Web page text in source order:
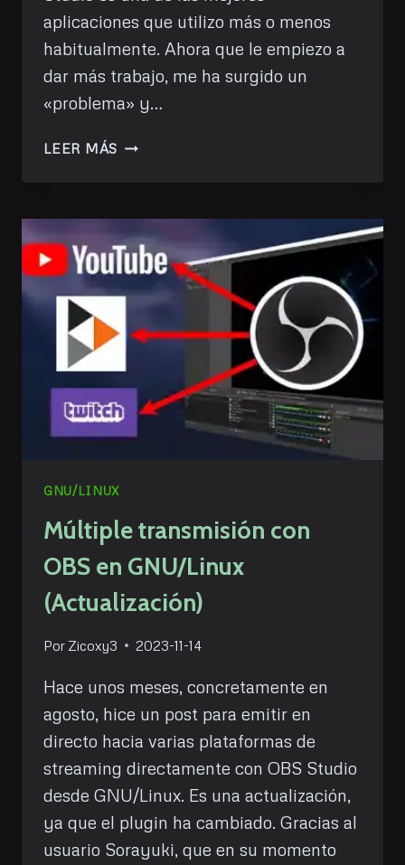
aplicaciones que utilizo más o menos
habitualmente. Ahora que le empiezo a
dar más trabajo, me ha surgido un
«problema» y…
LEER MÁS PODCAST
COSILLAS
GNU/LINUX
Múltiple transmisión con
OBS en GNU/Linux
(Actualización)
Por Zicoxy3 2023-11-14
Hace unos meses, concretamente en
agosto, hice un post para emitir en
directo hacia varias plataformas de
streaming directamente con OBS Studio
desde GNU/Linux. Es una actualización,
ya que el plugin ha cambiado. Gracias al
usuario Sorayuki, que en su momento